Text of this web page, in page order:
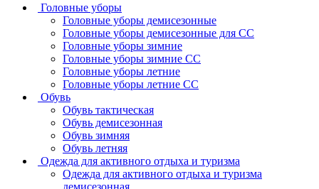
Головные уборы
Головные уборы демисезонные
Головные уборы демисезонные для СС
Головные уборы зимние
Головные уборы зимние СС
Головные уборы летние
Головные уборы летние СС
Обувь
Обувь тактическая
Обувь демисезонная
Обувь зимняя
Обувь летняя
Одежда для активного отдыха и туризма
Одежда для активного отдыха и туризма
демисезонная